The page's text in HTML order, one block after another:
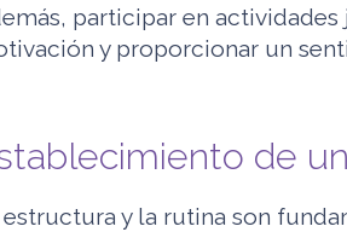
participar en
y proporcionar un
de
estructura y la rutina son